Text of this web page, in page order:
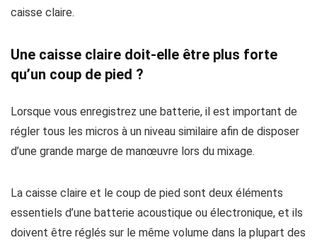
caisse claire.
Une caisse claire doit-elle être plus forte
qu’un coup de pied ?
Lorsque vous enregistrez une batterie, il est important de
régler tous les micros à un niveau similaire afin de disposer
d’une grande marge de manœuvre lors du mixage.
La caisse claire et le coup de pied sont deux éléments
essentiels d’une batterie acoustique ou électronique, et ils
doivent être réglés sur le même volume dans la plupart des